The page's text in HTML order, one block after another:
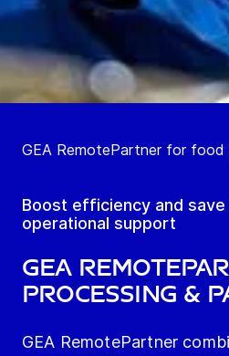
GEA RemotePartner for food
Boost efficiency and
operational support
GEA
Processing &
GEA RemotePartner